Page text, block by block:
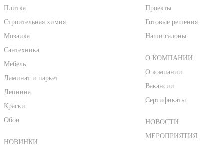
Плитка
Строительная химия
Мозаика
Сантехника
Мебель
Ламинат и паркет
Лепнина
Краски
Обои
НОВИНКИ
Проекты
Готовые решения
Наши салоны
О КОМПАНИИ
О компании
Вакансии
Сертификаты
НОВОСТИ
МЕРОПРИЯТИЯ